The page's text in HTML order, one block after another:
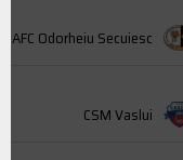
AFC Odorheiu Secuiesc
CSM Vaslui